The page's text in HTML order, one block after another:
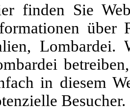
finden Sie
über
Lombardei.
in diesem
Besucher.